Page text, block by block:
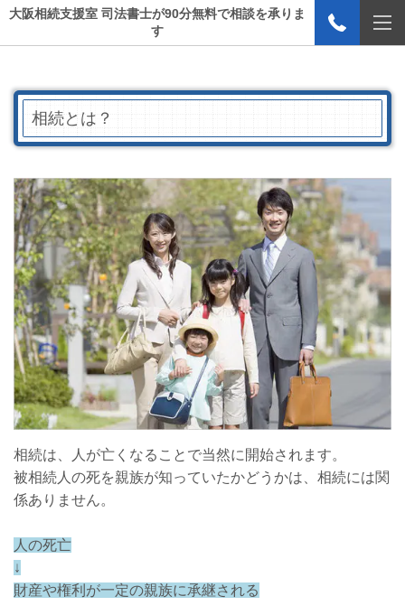
大阪相続支援室 司法書士が90分無料で相談を承りま
す
相続とは？
相続は、人が亡くなることで当然に開始されます。
被相続人の死を親族が知っていたかどうかは、相続には関
係ありません。
人の死亡
↓
財産や権利が一定の親族に承継される